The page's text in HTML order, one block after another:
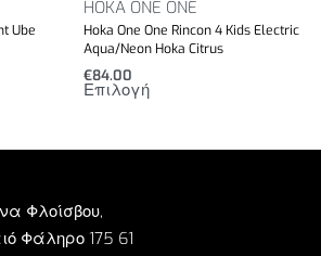
Ube
HOKA ONE ONE
Hoka One One Rincon 4 Kids Electric
Aqua/Neon Hoka Citrus
€84.00
Επιλογή
Φλοίσβου,
Φάληρο 175 61